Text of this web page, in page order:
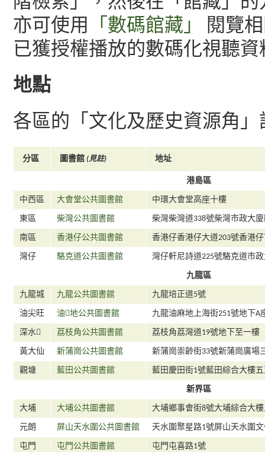
亦可使用
「數碼館藏」
閱覽
已獲授權播放的數碼化視聽資
地點
各區的「文化及歷史資源角
分區 圖書館 (見註) 地址
港島區
中西區 大會堂公共圖書館 中環大會堂高座十樓
東區 柴灣公共圖書館 柴灣柴灣道338號柴灣市政大
南區 香港仔公共圖書館 香港仔香港仔大道203號香港
灣仔 駱克道公共圖書館 灣仔軒尼詩道225號駱克道市
九龍區
九龍城 九龍公共圖書館 九龍培正道5號
油尖旺 油地公共圖書館 九龍油麻地上海街251號地下A
深水 荔枝角公共圖書館 荔枝角荔灣道19號地下至一樓
黃大仙 新蒲崗公共圖書館 新蒲崗崇齡街33號新蒲崗廣場
觀塘 藍田公共圖書館 藍田慶田街1號藍田綜合大樓
新界區
大埔 大埔公共圖書館 大埔鄉事會街8號大埔綜合大
元朗 屏山天水圍公共圖書館 天水圍聚星路1號屏山天水圍
屯門 屯門公共圖書館 屯門屯喜路1號